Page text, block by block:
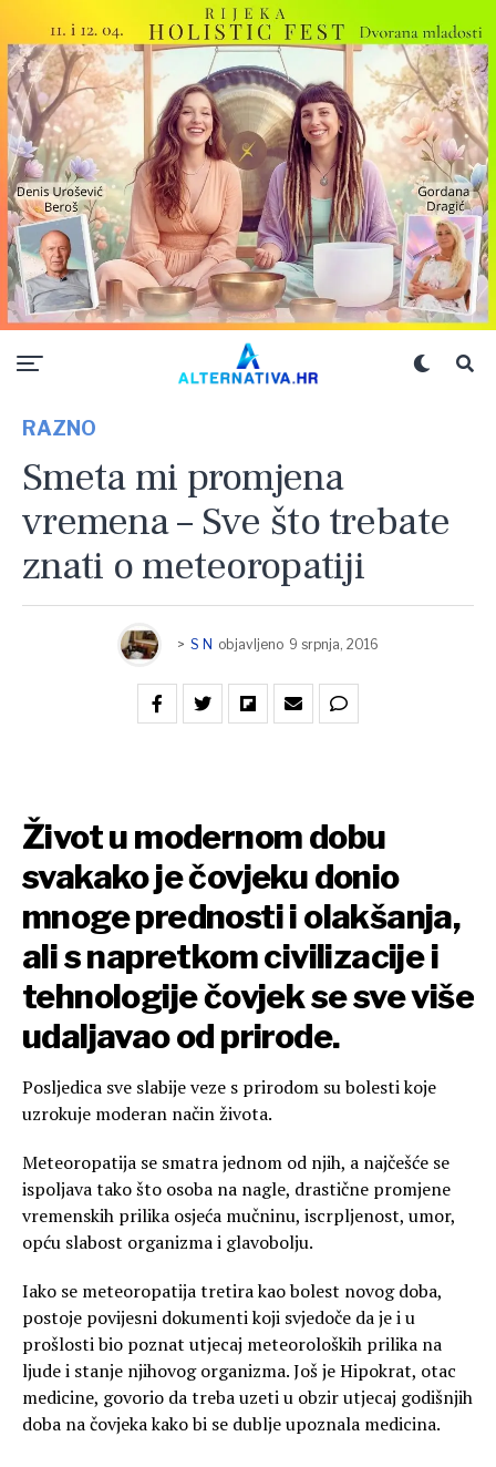
RAZNO
Smeta mi promjena
vremena – Sve što trebate
znati o meteoropatiji
> S N objavljeno 9 srpnja, 2016
Život u modernom dobu
svakako je čovjeku donio
mnoge prednosti i olakšanja,
ali s napretkom civilizacije i
tehnologije čovjek se sve više
udaljavao od prirode.
Posljedica sve slabije veze s prirodom su bolesti koje
uzrokuje moderan način života.
Meteoropatija se smatra jednom od njih, a najčešće se
ispoljava tako što osoba na nagle, drastične promjene
vremenskih prilika osjeća mučninu, iscrpljenost, umor,
opću slabost organizma i glavobolju.
Iako se meteoropatija tretira kao bolest novog doba,
postoje povijesni dokumenti koji svjedoče da je i u
prošlosti bio poznat utjecaj meteoroloških prilika na
ljude i stanje njihovog organizma. Još je Hipokrat, otac
medicine, govorio da treba uzeti u obzir utjecaj godišnjih
doba na čovjeka kako bi se dublje upoznala medicina.